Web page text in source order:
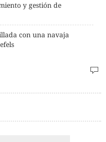
y gestión de
con una navaja